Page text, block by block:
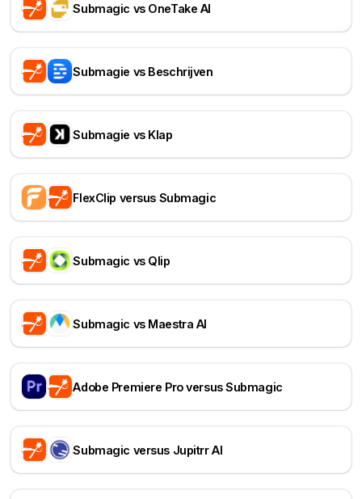
Submagic vs OneTake AI
Submagie vs Beschrijven
Submagie vs Klap
FlexClip versus Submagic
Submagic vs Qlip
Submagic vs Maestra AI
Adobe Premiere Pro versus Submagic
Submagic versus Jupitrr AI